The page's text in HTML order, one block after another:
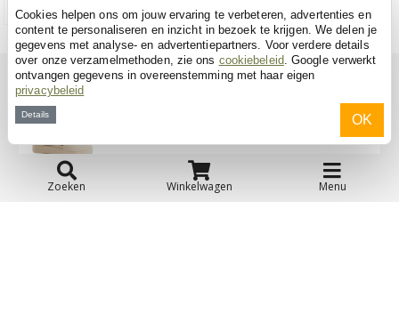
Zoeken Winkelwagen Menu
Verder zoeken
Cookies helpen ons om jouw ervaring te verbeteren, advertenties en
content te personaliseren en inzicht in bezoek te krijgen. We delen je
gegevens met analyse- en advertentiepartners. Voor verdere details
over onze verzamelmethoden, zie ons cookiebeleid. Google verwerkt
ontvangen gegevens in overeenstemming met haar eigen
privacybeleid
Details OK